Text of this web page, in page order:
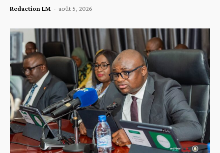
Redaction LM - août 5, 2026